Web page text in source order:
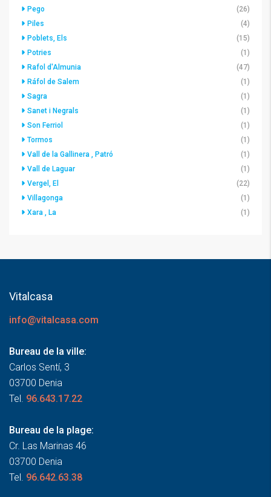
Pego
(26)
Piles
(4)
Poblets, Els
(15)
Potries
(1)
Rafol d'Almunia
(47)
Ráfol de Salem
(1)
Sagra
(1)
Sanet i Negrals
(1)
Son Ferriol
(1)
Tormos
(1)
Vall de la Gallinera , Patró
(1)
Vall de Laguar
(1)
Vergel, El
(22)
Villagonga
(1)
Xara , La
(1)
Vitalcasa
info@vitalcasa.com
Bureau de la ville:
Carlos Sentí, 3
03700 Denia
Tel. 96.643.17.22
Bureau de la plage:
Cr. Las Marinas 46
03700 Denia
Tel. 96.642.63.38